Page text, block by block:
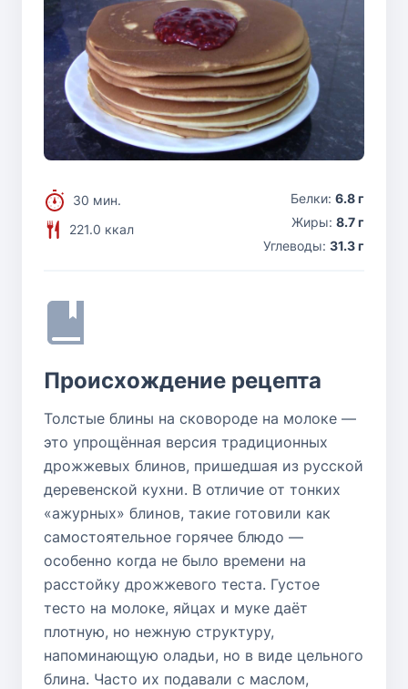
30 мин.
221.0 ккал
Белки: 6.8 г
Жиры: 8.7 г
Углеводы: 31.3 г
Происхождение рецепта
Толстые блины на сковороде на молоке —
это упрощённая версия традиционных
дрожжевых блинов, пришедшая из русской
деревенской кухни. В отличие от тонких
«ажурных» блинов, такие готовили как
самостоятельное горячее блюдо —
особенно когда не было времени на
расстойку дрожжевого теста. Густое
тесто на молоке, яйцах и муке даёт
плотную, но нежную структуру,
напоминающую оладьи, но в виде цельного
блина. Часто их подавали с маслом,